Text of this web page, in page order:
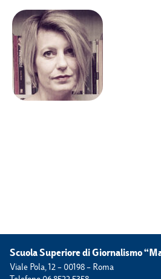
Scuola Superiore di Giornalismo
Viale Pola, 12 – 00198 – Roma